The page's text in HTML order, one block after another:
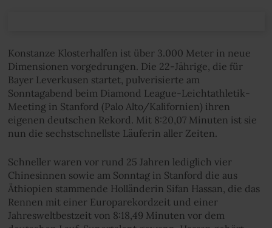
Konstanze Klosterhalfen ist über 3.000 Meter in neue
Dimensionen vorgedrungen. Die 22-Jährige, die für
Bayer Leverkusen startet, pulverisierte am
Sonntagabend beim Diamond League-Leichtathletik-
Meeting in Stanford (Palo Alto/Kalifornien) ihren
eigenen deutschen Rekord. Mit 8:20,07 Minuten ist sie
nun die sechstschnellste Läuferin aller Zeiten.
Schneller waren vor rund 25 Jahren lediglich vier
Chinesinnen sowie am Sonntag in Stanford die aus
Äthiopien stammende Holländerin Sifan Hassan, die das
Rennen mit einer Europarekordzeit und einer
Jahresweltbestzeit von 8:18,49 Minuten vor dem